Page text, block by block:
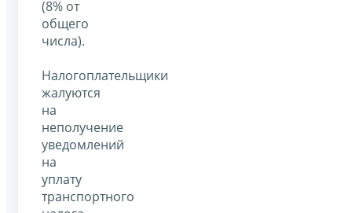
(8% от
общего
числа).
Налогоплательщики
жалуются
на
неполучение
уведомлений
на
уплату
транспортного